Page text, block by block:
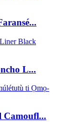
L...
Camoufl...